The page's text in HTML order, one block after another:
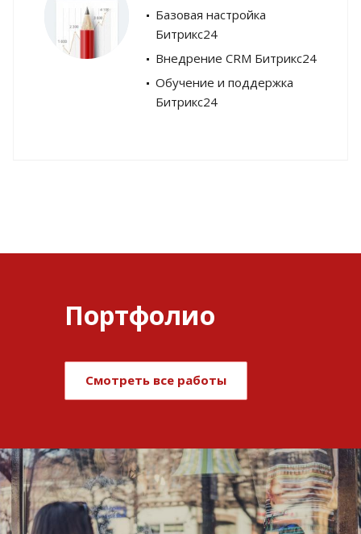
Базовая настройка
Битрикс24
Внедрение CRM Битрикс24
Обучение и поддержка
Битрикс24
Портфолио
Смотреть все работы